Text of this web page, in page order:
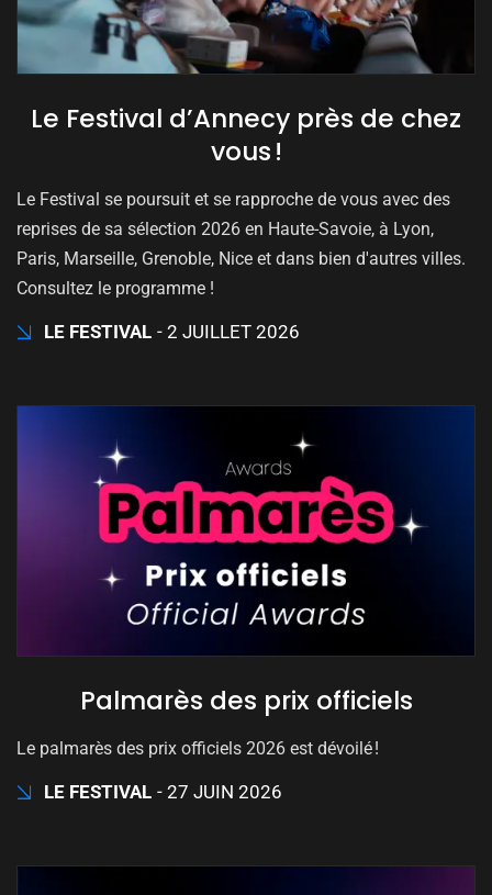
Le Festival d’Annecy près de chez
vous !
Le Festival se poursuit et se rapproche de vous avec des
reprises de sa sélection 2026 en Haute-Savoie, à Lyon,
Paris, Marseille, Grenoble, Nice et dans bien d'autres villes.
Consultez le programme !
LE FESTIVAL 2 JUILLET 2026
Palmarès des prix officiels
Le palmarès des prix officiels 2026 est dévoilé !
LE FESTIVAL 27 JUIN 2026